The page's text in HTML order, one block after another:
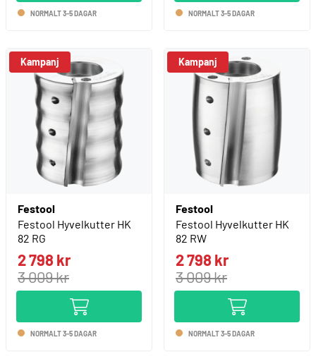
NORMALT 3-5 DAGAR NORMALT 3-5 DAGAR
Kampanj
Festool
Festool Hyvelkutter HK
82 RG
2 798 kr
3 009 kr
NORMALT 3-5 DAGAR
Kampanj
Festool
Festool Hyvelkutter HK
82 RW
2 798 kr
3 009 kr
NORMALT 3-5 DAGAR